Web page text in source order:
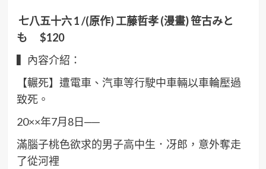
七八五十六1 /(原作)工藤哲孝(漫畫)笹古みと
も $120
▍內容介紹：
【輾死】遭電車、汽車等行駛中車輛以車輪壓過
致死。
20××年7月8日──
滿腦子桃色欲求的男子高中生．冴郎，意外奪走
了從河裡